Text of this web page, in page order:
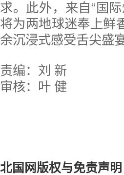
求。此外，来自“国
将为两地球迷奉上鲜
余沉浸式感受舌尖盛宴
责编：刘 新
审核：叶 健
北国网版权与免责声明